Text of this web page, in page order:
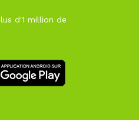
d'1 million de